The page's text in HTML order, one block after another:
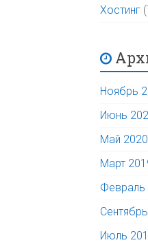
Хостинг
Ноябрь
Июнь
Май 2020
Март
Февраль
Июль